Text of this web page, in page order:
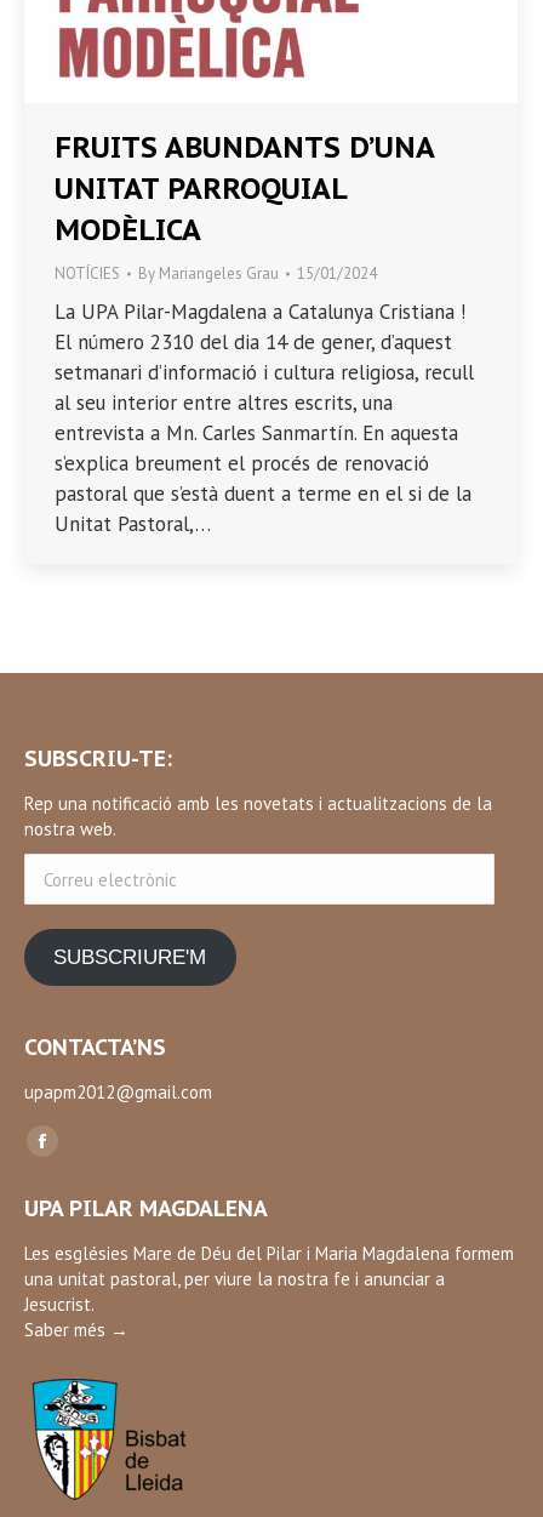
FRUITS ABUNDANTS D’UNA
UNITAT PARROQUIAL
MODÈLICA
NOTÍCIES By Mariangeles Grau 15/01/2024
La UPA Pilar-Magdalena a Catalunya Cristiana !
El número 2310 del dia 14 de gener, d’aquest
setmanari d’informació i cultura religiosa, recull
al seu interior entre altres escrits, una
entrevista a Mn. Carles Sanmartín. En aquesta
s’explica breument el procés de renovació
pastoral que s’està duent a terme en el si de la
Unitat Pastoral,…
SUBSCRIU-TE:
Rep una notificació amb les novetats i actualitzacions de la
nostra web.
electrònic
SUBSCRIURE'M
CONTACTA’NS
upapm2012@gmail.com
Find us on:
Facebook
opens
in
new
window
UPA PILAR MAGDALENA
Les esglésies Mare de Déu del Pilar i Maria Magdalena formem
una unitat pastoral, per viure la nostra fe i anunciar a
Jesucrist.
Saber més →